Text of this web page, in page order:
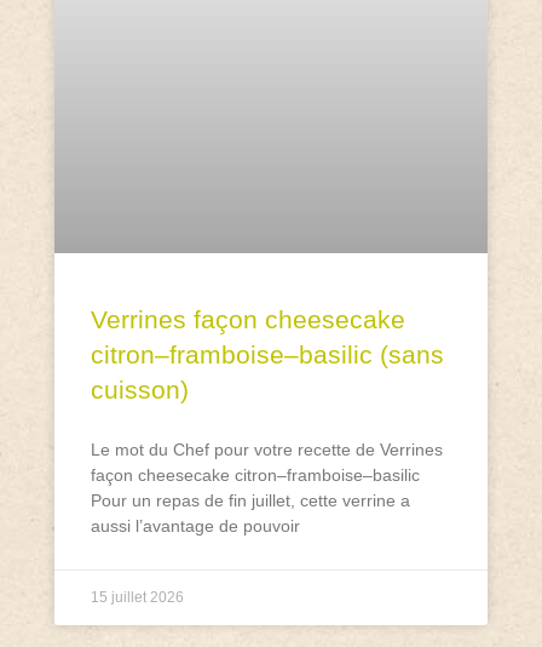
Verrines façon cheesecake
citron–framboise–basilic (sans
cuisson)
Le mot du Chef pour votre recette de Verrines
façon cheesecake citron–framboise–basilic
Pour un repas de fin juillet, cette verrine a
aussi l’avantage de pouvoir
15 juillet 2026